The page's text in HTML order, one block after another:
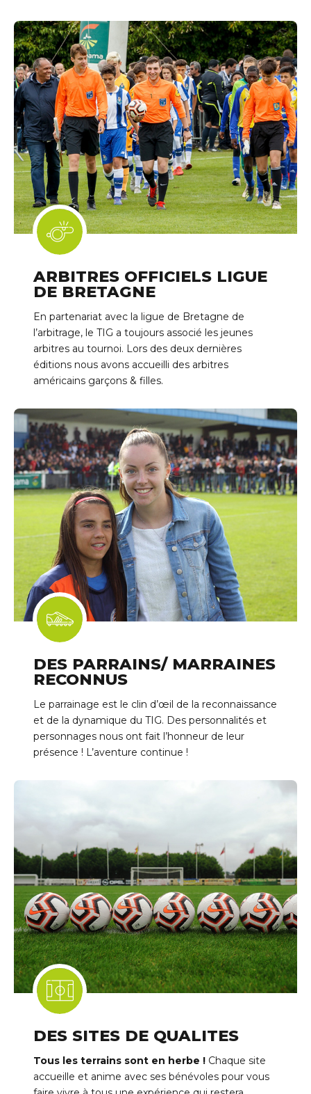
ARBITRES OFFICIELS LIGUE
DE BRETAGNE
En partenariat avec la ligue de Bretagne de
l’arbitrage, le TIG a toujours associé les jeunes
arbitres au tournoi. Lors des deux dernières
éditions nous avons accueilli des arbitres
américains garçons & filles.
DES PARRAINS/ MARRAINES
RECONNUS
Le parrainage est le clin d’œil de la reconnaissance
et de la dynamique du TIG. Des personnalités et
personnages nous ont fait l’honneur de leur
présence ! L’aventure continue !
DES SITES DE QUALITES
Tous les terrains sont en herbe ! Chaque site
accueille et anime avec ses bénévoles pour vous